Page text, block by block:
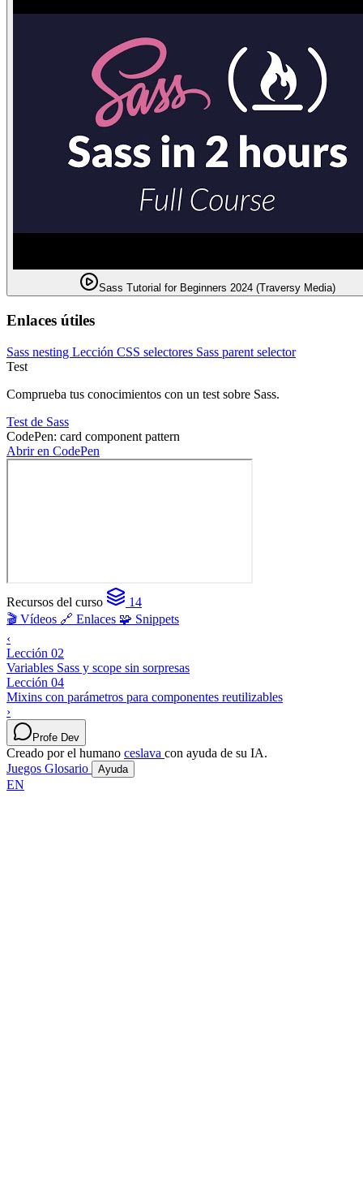
Sass Tutorial for Beginners 2024 (Traversy Media)
Enlaces útiles
Sass nesting Lección CSS selectores Sass parent selector
Test
Comprueba tus conocimientos con un test sobre Sass.
Test de Sass
CodePen: card component pattern
Abrir en CodePen
Recursos del curso
14
🎬 Vídeos 🔗 Enlaces 🧩 Snippets
‹
Lección 02
Variables Sass y scope sin sorpresas
Lección 04
Mixins con parámetros para componentes reutilizables
›
Profe Dev
Creado por el humano ceslava con ayuda de su IA.
Juegos Glosario Ayuda
EN